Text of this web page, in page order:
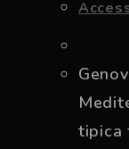
tipica